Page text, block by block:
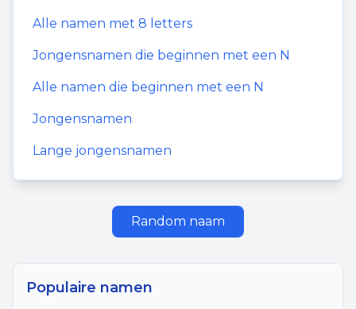
Alle namen met 8 letters
Jongensnamen die beginnen met een N
Alle namen die beginnen met een N
Jongensnamen
Lange jongensnamen
Random naam
Populaire namen